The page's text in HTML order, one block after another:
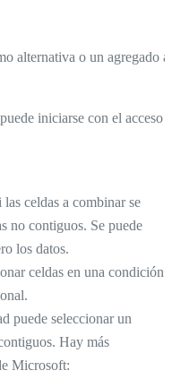
alternativa o un agregado al
iniciarse con el acceso
celdas a combinar se
no contiguos. Se puede
los datos.
celdas en una condición
puede seleccionar un
Hay más
Microsoft: